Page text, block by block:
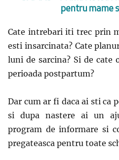
pentru mame
Cate intrebari iti trec prin
esti insarcinata? Cate
luni de sarcina? Si de
perioada postpartum?
Dar cum ar fi daca ai sti ca
si dupa nastere ai un
program de informare si
pregateasca pentru toate